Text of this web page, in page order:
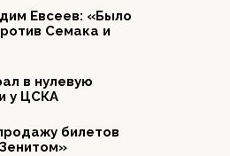
Евсеев: «Было
Семака и
в нулевую
у ЦСКА
билетов